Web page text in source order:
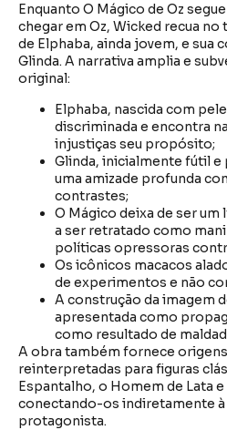
Enquanto O Mágico de Oz
chegar em Oz, Wicked recua
de Elphaba, ainda jovem, e sua
Glinda. A narrativa amplia e
original:
Elphaba, nascida com
discriminada e encontra
injustiças seu propósito;
Glinda, inicialmente fútil e
uma amizade profunda
contrastes;
O Mágico deixa de ser
a ser retratado como
políticas opressoras
Os icônicos macacos
de experimentos e não
A construção da imagem
apresentada como
como resultado de
A obra também fornece
reinterpretadas para figuras
Espantalho, o Homem de Lata
conectando-os indiretamente
protagonista.